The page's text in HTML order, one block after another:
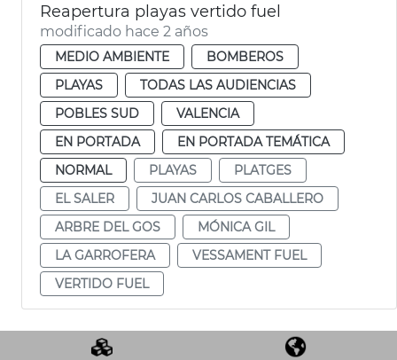
Reapertura playas vertido fuel
modificado hace 2 años
MEDIO AMBIENTE
BOMBEROS
PLAYAS
TODAS LAS AUDIENCIAS
POBLES SUD
VALENCIA
EN PORTADA
EN PORTADA TEMÁTICA
NORMAL
PLAYAS
PLATGES
EL SALER
JUAN CARLOS CABALLERO
ARBRE DEL GOS
MÓNICA GIL
LA GARROFERA
VESSAMENT FUEL
VERTIDO FUEL